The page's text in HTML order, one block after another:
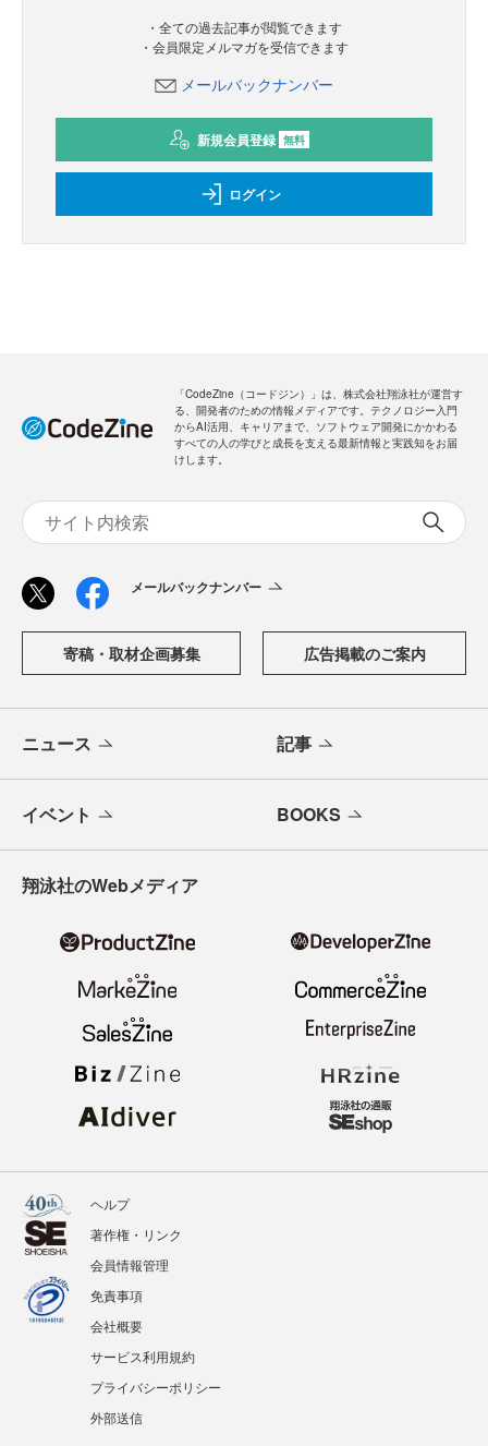
・全ての過去記事が閲覧できます
・会員限定メルマガを受信できます
メールバックナンバー
新規会員登録 無料
ログイン
「CodeZine（コードジン）」は、株式会社翔泳社が運営す
る、開発者のための情報メディアです。テクノロジー入門
からAI活用、キャリアまで、ソフトウェア開発にかかわる
すべての人の学びと成長を支える最新情報と実践知をお届
けします。
メールバックナンバー
寄稿・取材企画募集 広告掲載のご案内
ニュース 記事
イベント BOOKS
翔泳社のWebメディア
ヘルプ
著作権・リンク
会員情報管理
免責事項
会社概要
サービス利用規約
プライバシーポリシー
外部送信